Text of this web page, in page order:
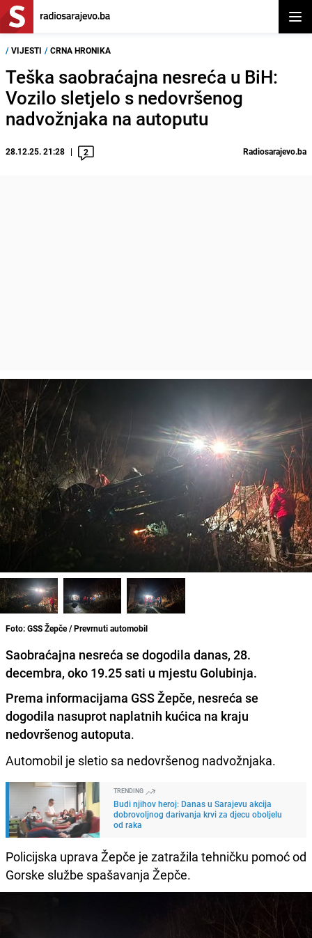
/ VIJESTI / CRNA HRONIKA
Teška saobraćajna nesreća u BiH:
Vozilo sletjelo s nedovršenog
nadvožnjaka na autoputu
28.12.25. 21:28 2 Radiosarajevo.ba
Foto: GSS Žepče / Prevrnuti automobil
Saobraćajna nesreća se dogodila danas, 28.
decembra, oko 19.25 sati u mjestu Golubinja.
Prema informacijama GSS Žepče, nesreća se
dogodila nasuprot naplatnih kućica na kraju
nedovršenog autoputa.
Automobil je sletio sa nedovršenog nadvožnjaka.
TRENDING
Budi njihov heroj: Danas u Sarajevu akcija
dobrovoljnog darivanja krvi za djecu oboljelu
od raka
Policijska uprava Žepče je zatražila tehničku pomoć od
Gorske službe spašavanja Žepče.